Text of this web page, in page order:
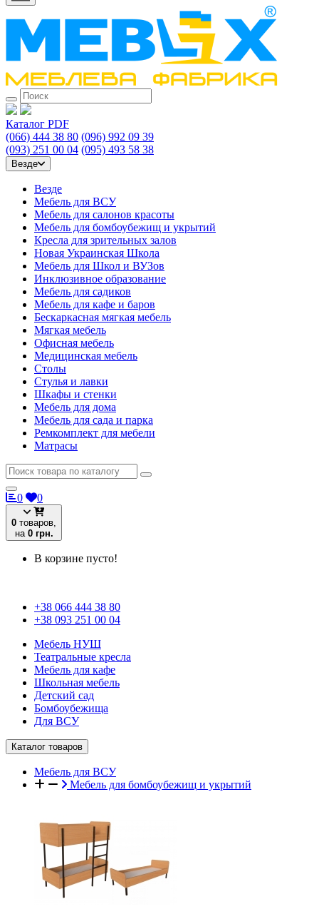
Каталог PDF
(066) 444 38 80 (096) 992 09 39
(093) 251 00 04 (095) 493 58 38
Везде
Везде
Мебель для ВСУ
Мебель для салонов красоты
Мебель для бомбоубежищ и укрытий
Кресла для зрительных залов
Новая Украинская Школа
Мебель для Школ и ВУЗов
Инклюзивное образование
Мебель для садиков
Мебель для кафе и баров
Бескаркасная мягкая мебель
Мягкая мебель
Офисная мебель
Медицинская мебель
Столы
Стулья и лавки
Шкафы и стенки
Мебель для дома
Мебель для сада и парка
Ремкомплект для мебели
Матрасы
0 0
0 товаров,
на 0 грн.
В корзине пусто!
+38 066 444 38 80
+38 093 251 00 04
Мебель НУШ
Театральные кресла
Мебель для кафе
Школьная мебель
Детский сад
Бомбоубежища
Для ВСУ
Каталог товаров
Мебель для ВСУ
Мебель для бомбоубежищ и укрытий